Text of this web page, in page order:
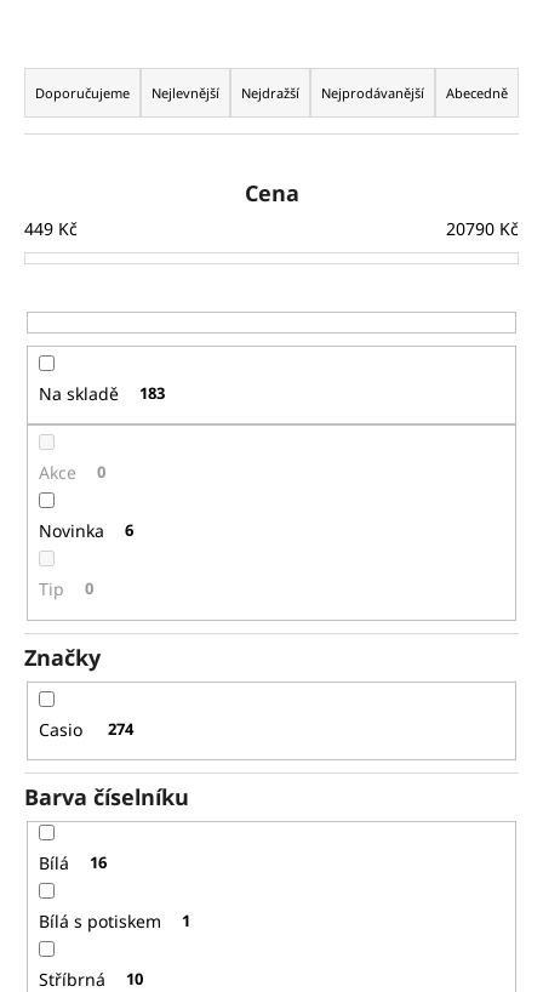
Ř
a
z
í
p
o
d
u
k
ů
Doporučujeme Nejlevnější Nejdražší Nejprodávanější Abecedně
Cena
449 Kč 20790 Kč
Na skladě 183
Akce 0
Novinka 6
Tip 0
Značky
Casio 274
Barva číselníku
Bílá 16
Bílá s potiskem 1
Stříbrná 10
?
D
o
p
r
u
u
m
FREDERIQUE
CONSTANT
FC-
306S4S6B
35
483
Kč
Původně:
690
Kč